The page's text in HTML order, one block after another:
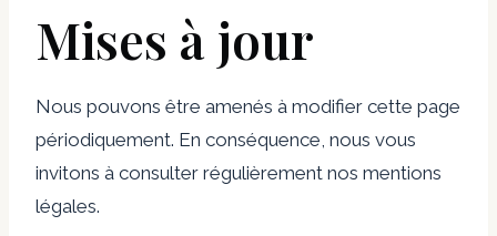
Mises à jour
Nous pouvons être amenés à modifier cette page
périodiquement. En conséquence, nous vous
invitons à consulter régulièrement nos mentions
légales.